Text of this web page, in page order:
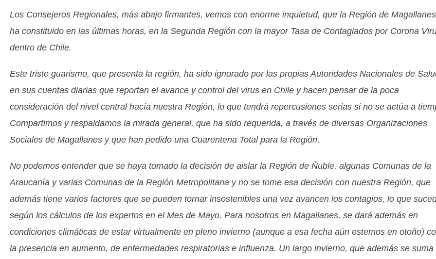
Los Consejeros Regionales, más abajo firmantes, vemos con enorme inquietud, que la Región de
ha constituido en las últimas horas, en la Segunda Región con la mayor Tasa de Contagiados por Corona
dentro de Chile.
Este triste guarismo, que presenta la región, ha sido ignorado por las propias Autoridades Nacionales de
en sus cuentas diarias que reportan el avance y control del virus en Chile y hacen pensar de la poca
consideración del nivel central hacía nuestra Región, lo que tendrá repercusiones serias si no se actúa a
Compartimos y respaldamos la mirada general, que ha sido requerida, a través de diversas Organizaciones
Sociales de Magallanes y que han pedido una Cuarentena Total para la Región.
No podemos entender que se haya tomado la decisión de aislar la Región de Ñuble, algunas Comunas de la
Araucanía y varias Comunas de la Región Metropolitana y no se tome esa decisión con nuestra Región, que
además tiene varios factores que se pueden tornar insostenibles una vez avancen los contagios, lo que
según los cálculos de los expertos en el Mes de Mayo. Para nosotros en Magallanes, se dará además en
condiciones climáticas de estar virtualmente en pleno invierno (aunque a esa fecha aún estemos en otoño)
la presencia en aumento, de enfermedades respiratorias e influenza. Un largo invierno, que además se suma